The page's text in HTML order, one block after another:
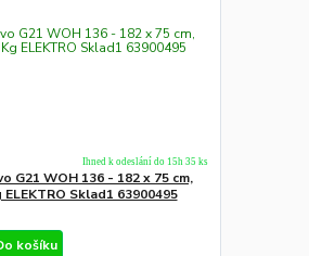
G21 WOH 136 - 182 x 75 cm,
ELEKTRO Sklad1 63900495
Ihned k odeslání do 15h 35 ks
košíku